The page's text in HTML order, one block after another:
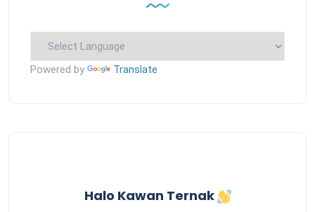
Powered by Translate
Halo Kawan Ternak